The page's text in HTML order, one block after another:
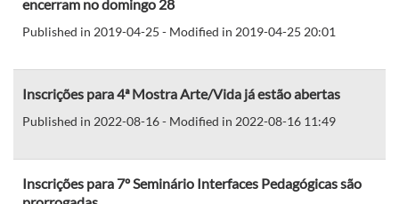
encerram no domingo 28
Published in 2019-04-25 - Modified in 2019-04-25 20:01
Inscrições para 4ª Mostra Arte/Vida já estão abertas
Published in 2022-08-16 - Modified in 2022-08-16 11:49
Inscrições para 7º Seminário Interfaces Pedagógicas são